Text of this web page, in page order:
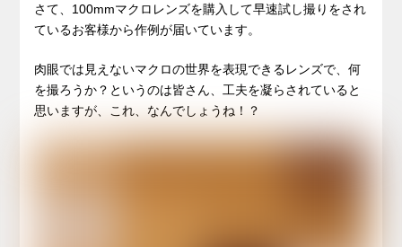
さて、100mmマクロレンズを購入して早速試し撮りをされ
ているお客様から作例が届いています。
肉眼では見えないマクロの世界を表現できるレンズで、何
を撮ろうか？というのは皆さん、工夫を凝らされていると
思いますが、これ、なんでしょうね！？